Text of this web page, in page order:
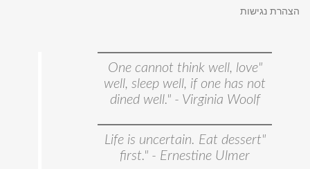
הצהרת נגישות
"One cannot think well, love
well, sleep well, if one has not
dined well." - Virginia Woolf
"Life is uncertain. Eat dessert
first." - Ernestine Ulmer